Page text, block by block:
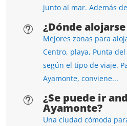
junto al mar. Además
t ¿Dónde
Mejores zonas para
Centro, playa, Punta
según el tipo de viaje.
Ayamonte, conviene...
t ¿Se puede ir
Ayamonte?
Una ciudad cómoda